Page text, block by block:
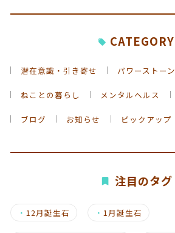
CATEGORY
潜在意識・引き寄せ パワーストーン
ねことの暮らし メンタルヘルス
ブログ お知らせ ピックアップ
注目のタグ
・ 12月誕生石 ・ 1月誕生石